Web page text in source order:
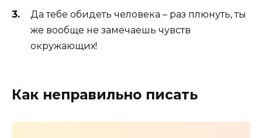
Да тебе обидеть человека – раз плюнуть, ты
же вообще не замечаешь чувств
окружающих!
Как неправильно писать